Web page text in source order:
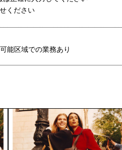
ください
能区域での業務あり